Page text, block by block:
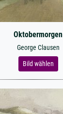
Oktobermorgen
George Clausen
Bild wählen